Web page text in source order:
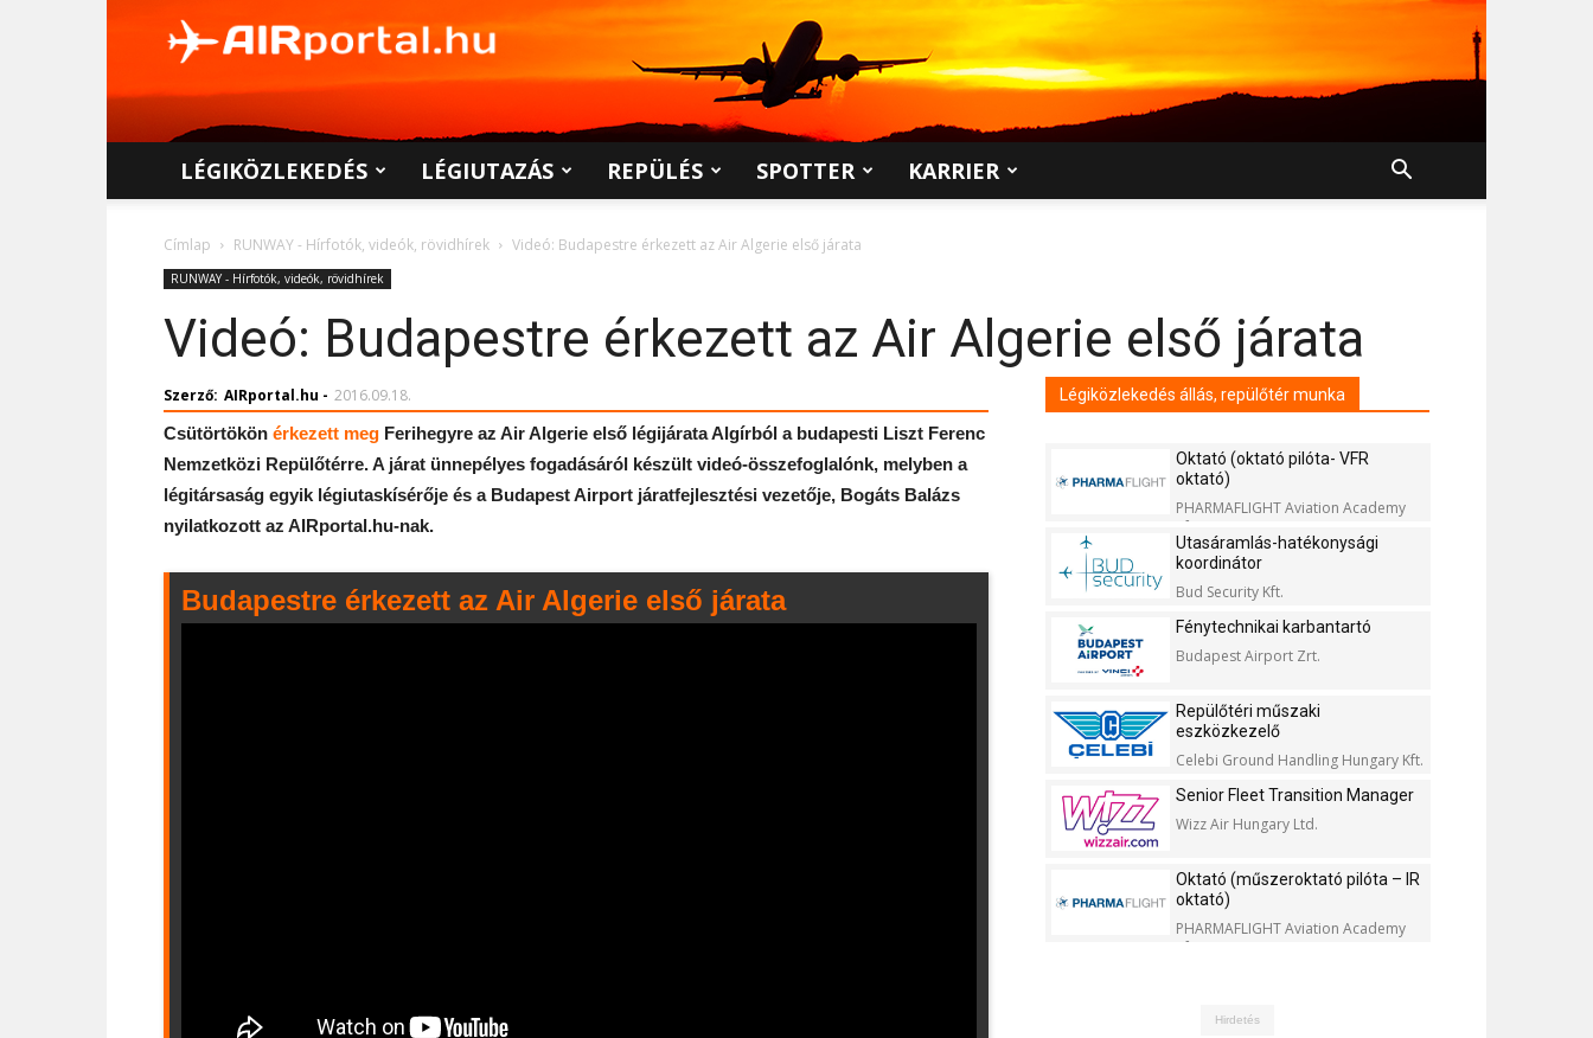
LÉGIKÖZLEKEDÉS LÉGIUTAZÁS REPÜLÉS SPOTTER KARRIER
Címlap RUNWAY - Hírfotók, videók, rövidhírek Videó: Budapestre érkezett az Air Algerie első járata
RUNWAY - Hírfotók, videók, rövidhírek
Videó: Budapestre érkezett az Air Algerie első járata
Szerző: AIRportal.hu - 2016.09.18.
Csütörtökön érkezett meg Ferihegyre az Air Algerie első légijárata Algírból a budapesti Liszt Ferenc
Nemzetközi Repülőtérre. A járat ünnepélyes fogadásáról készült videó-összefoglalónk, melyben a
légitársaság egyik légiutaskísérője és a Budapest Airport járatfejlesztési vezetője, Bogáts Balázs
nyilatkozott az AIRportal.hu-nak.
Budapestre érkezett az Air Algerie első járata
Légiközlekedés állás, repülőtér munka
Oktató (oktató pilóta- VFR
oktató)
PHARMAFLIGHT Aviation Academy
Kft.
Utasáramlás-hatékonysági
koordinátor
Bud Security Kft.
Fénytechnikai karbantartó
Budapest Airport Zrt.
Repülőtéri műszaki
eszközkezelő
Celebi Ground Handling Hungary Kft.
Senior Fleet Transition Manager
Wizz Air Hungary Ltd.
Oktató (műszeroktató pilóta – IR
oktató)
PHARMAFLIGHT Aviation Academy
Kft.
Hirdetés